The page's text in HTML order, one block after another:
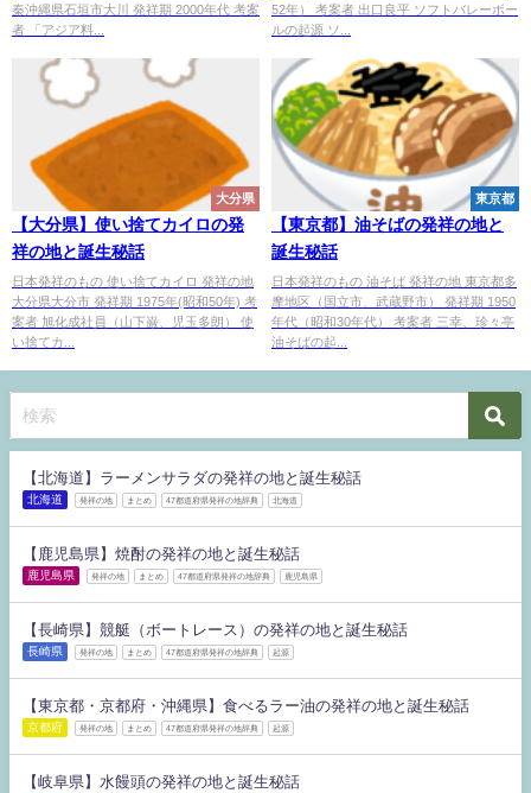
秦沖縄県石垣市大川 発祥期 2000年代 考案
者 「アジア料...
52年） 考案者 出口良平 ソフトバレーボー
ルの起源 ソ...
大分県
【大分県】使い捨てカイロの発
祥の地と誕生秘話
日本発祥のもの 使い捨てカイロ 発祥の地
大分県大分市 発祥期 1975年(昭和50年) 考
案者 旭化成社員（山下巌、児玉多朗） 使
い捨てカ...
東京都
【東京都】油そばの発祥の地と
誕生秘話
日本発祥のもの 油そば 発祥の地 東京都多
摩地区（国立市、武蔵野市） 発祥期 1950
年代（昭和30年代） 考案者 三幸、珍々亭
油そばの起...
【北海道】ラーメンサラダの発祥の地と誕生秘話
北海道 発祥の地 まとめ 47都道府県発祥の地辞典 北海道
【鹿児島県】焼酎の発祥の地と誕生秘話
鹿児島県 発祥の地 まとめ 47都道府県発祥の地辞典 鹿児島県
【長崎県】競艇（ボートレース）の発祥の地と誕生秘話
長崎県 発祥の地 まとめ 47都道府県発祥の地辞典 起源
【東京都・京都府・沖縄県】食べるラー油の発祥の地と誕生秘話
京都府 発祥の地 まとめ 47都道府県発祥の地辞典 起源
【岐阜県】水饅頭の発祥の地と誕生秘話